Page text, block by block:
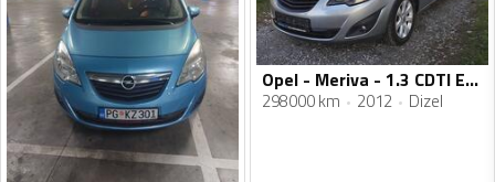
Opel - Meriva - 1.3 CDTI ECO FLEX
298000 km 2012 Dizel